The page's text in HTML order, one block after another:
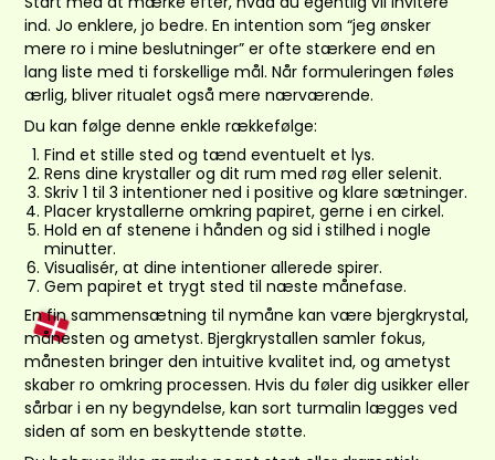
ind. Jo enklere, jo bedre. En intention som “jeg ønsker
mere ro i mine beslutninger” er ofte stærkere end en
lang liste med ti forskellige mål. Når formuleringen føles
ærlig, bliver ritualet også mere nærværende.
Du kan følge denne enkle rækkefølge:
Find et stille sted og tænd eventuelt et lys.
Rens dine krystaller og dit rum med røg eller selenit.
Skriv 1 til 3 intentioner ned i positive og klare sætninger.
Placer krystallerne omkring papiret, gerne i en cirkel.
Hold en af stenene i hånden og sid i stilhed i nogle
minutter.
Visualisér, at dine intentioner allerede spirer.
Gem papiret et trygt sted til næste månefase.
En fin sammensætning til nymåne kan være bjergkrystal,
månesten og ametyst. Bjergkrystallen samler fokus,
månesten bringer den intuitive kvalitet ind, og ametyst
skaber ro omkring processen. Hvis du føler dig usikker eller
sårbar i en ny begyndelse, kan sort turmalin lægges ved
siden af som en beskyttende støtte.